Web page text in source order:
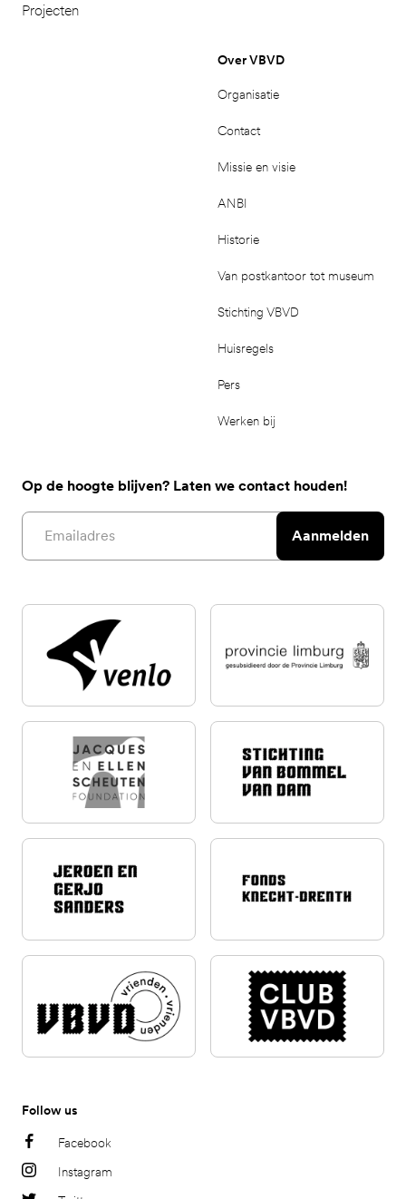
Projecten
Over VBVD
Organisatie
Contact
Missie en visie
ANBI
Historie
Van postkantoor tot museum
Stichting VBVD
Huisregels
Pers
Werken bij
Op de hoogte blijven? Laten we contact houden!
Email address
Aanmelden
Follow us
Facebook
Instagram